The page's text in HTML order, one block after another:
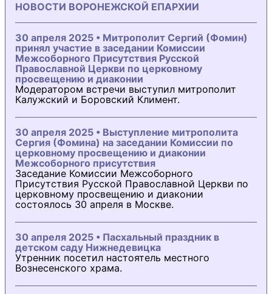
НОВОСТИ ВОРОНЕЖСКОЙ ЕПАРХИИ
30 апреля 2025 • Митрополит Сергий (Фомин)
принял участие в заседании Комиссии
Межсоборного Присутствия Русской
Православной Церкви по церковному
просвещению и диаконии
Модератором встречи выступил митрополит
Калужский и Боровский Климент.
30 апреля 2025 • Выступление митрополита
Сергия (Фомина) на заседании Комиссии по
церковному просвещению и диаконии
Межсоборного присутствия
Заседание Комиссии Межсоборного
Присутствия Русской Православной Церкви по
церковному просвещению и диаконии
состоялось 30 апреля в Москве.
30 апреля 2025 • Пасхальный праздник в
детском саду Нижнедевицка
Утренник посетил настоятель местного
Вознесенского храма.